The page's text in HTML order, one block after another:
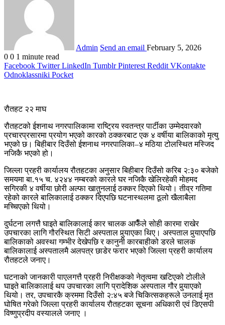
Admin Send an email February 5, 2026
0 0 1 minute read
Facebook Twitter LinkedIn Tumblr Pinterest Reddit VKontakte
Odnoklassniki Pocket
रौतहट २२ माघ
रौतहटको ईशनाथ नगरपालिकामा राष्ट्रिय स्वतन्त्र पार्टीका उम्मेदवारको
प्रचारप्रसारमा प्रयोग भएको कारको ठक्करबाट एक ४ वर्षीया बालिकाको मृत्यु
भएको छ। बिहीबार दिउँसो ईशनाथ नगरपालिका–४ मठिया टोलस्थित मस्जिद
नजिकै भएको हो।
जिल्ला प्रहरी कार्यालय रौतहटका अनुसार बिहीबार दिउँसो करिब २:३० बजेको
समयमा बा.१५ च. ४२४४ नम्बरको कारले घर नजिकै खेलिरहेकी मोहमद
सगिरकी ४ वर्षीया छोरी अल्फा खातुनलाई ठक्कर दिएको थियो। तीव्र गतिमा
रहेको कारले बालिकालाई ठक्कर दिएपछि घटनास्थलमा ठूलो खैलाबैला
मच्चिएको थियो।
दुर्घटना लगत्तै घाइते बालिकालाई कार चालक आफैँले सोही कारमा राखेर
उपचारका लागि गौरस्थित सिटी अस्पताल पुर्‍याएका थिए। अस्पताल पुर्‍याएपछि
बालिकाको अवस्था गम्भीर देखेपछि र कानुनी कारबाहीको डरले चालक
बालिकालाई अस्पतालमै अलपत्र छाडेर फरार भएको जिल्ला प्रहरी कार्यालय
रौतहटले जनाए।
घटनाको जानकारी पाएलगत्तै प्रहरी निरीक्षकको नेतृत्वमा खटिएको टोलीले
घाइते बालिकालाई थप उपचारका लागि प्रादेशिक अस्पताल गौर पुर्‍याएको
थियो। तर, उपचारकै क्रममा दिउँसो २:४५ बजे चिकित्सकहरूले उनलाई मृत
घोषित गरेको जिल्ला प्रहरी कार्यालय रौतहटका सूचना अधिकारी एवं डिएसपी
विष्णुप्रदीप वस्यालले जनाए ।